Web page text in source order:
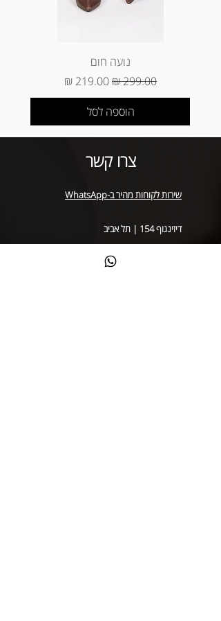
מסכום הפריטים שהוחזרו (עמלת ביטול
הוא עד 3 ימי עסקים מיום קבלת המוצר
נועה חום
מחיר רגיל מחיר מבצע
הוספה לסל
צרו קשר
שירות לקוחות מהיר ב-WhatsApp
דיזינגוף 154 | תל אביב